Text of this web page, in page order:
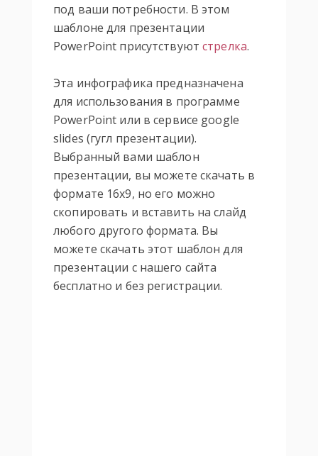
под ваши потребности. В этом
шаблоне для презентации
PowerPoint присутствуютстрелка.
Эта инфографика предназначена
для использования в программе
PowerPoint или в сервисе google
slides (гугл презентации).
Выбранный вами шаблон
презентации, вы можете скачать в
формате 16х9, но его можно
скопировать и вставить на слайд
любого другого формата. Вы
можете скачать этот шаблон для
презентации с нашего сайта
бесплатно и без регистрации.